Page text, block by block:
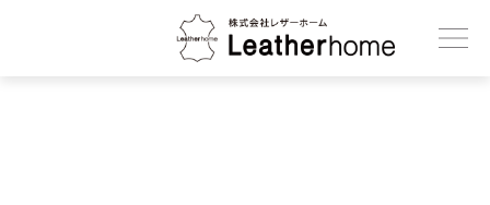
株式会社レザーホーム